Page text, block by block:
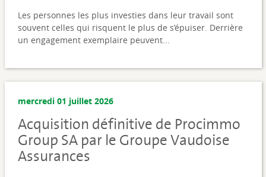
Les personnes les plus investies dans leur travail sont
souvent celles qui risquent le plus de s’épuiser. Derrière
un engagement exemplaire peuvent...
mercredi 01 juillet 2026
Acquisition définitive de Procimmo
Group SA par le Groupe Vaudoise
Assurances